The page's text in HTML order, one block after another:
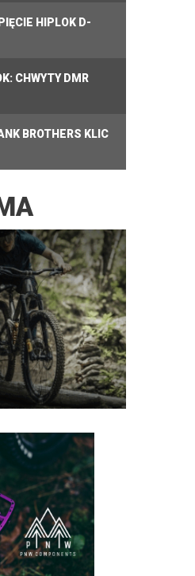
HIPLOK D-
CHWYTY DMR
BROTHERS KLIC